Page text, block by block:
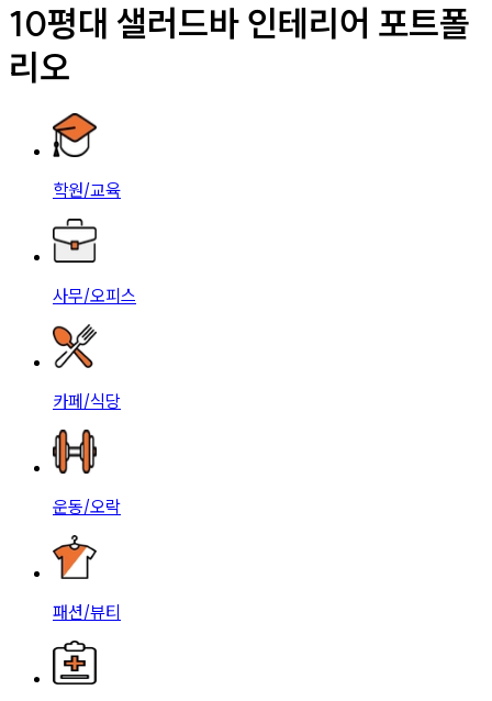
10평대 샐러드바 인테리어 포트폴
리오
학원/교육
사무/오피스
카페/식당
운동/오락
패션/뷰티